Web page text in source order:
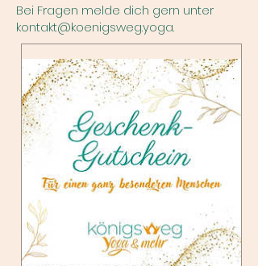
Bei Fragen melde dich gern unter
kontakt@koenigsweg.yoga.